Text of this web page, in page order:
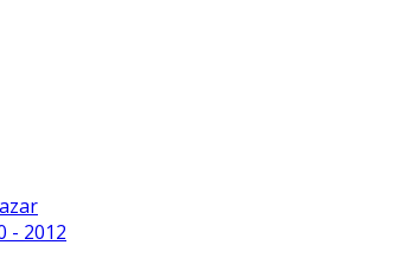
- 2012